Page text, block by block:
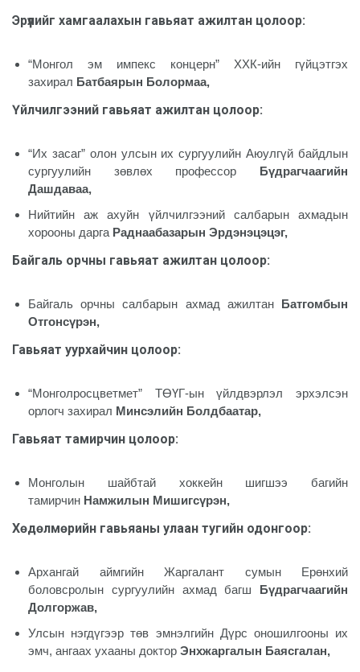
Эрүүлийг хамгаалахын гавьяат ажилтан цолоор:
“Монгол эм импекс концерн” ХХК-ийн гүйцэтгэх
захирал Батбаярын Болормаа,
Үйлчилгээний гавьяат ажилтан цолоор:
“Их засаг” олон улсын их сургуулийн Аюулгүй байдлын
сургуулийн зөвлөх профессор
Бүдрагчаагийн
Дашдаваа,
Нийтийн аж ахуйн үйлчилгээний салбарын ахмадын
хорооны дарга Раднаабазарын Эрдэнэцэцэг,
Байгаль орчны гавьяат ажилтан цолоор:
Байгаль орчны салбарын ахмад ажилтан Батгомбын
Отгонсүрэн,
Гавьяат уурхайчин цолоор:
“Монголросцветмет” ТӨҮГ-ын үйлдвэрлэл эрхэлсэн
орлогч захирал Минсэлийн Болдбаатар,
Гавьяат тамирчин цолоор:
Монголын шайбтай хоккейн шигшээ багийн
тамирчин Намжилын Мишигсүрэн,
Хөдөлмөрийн гавьяаны улаан тугийн одонгоор:
Архангай аймгийн Жаргалант сумын Ерөнхий
боловсролын сургуулийн ахмад багш
Бүдрагчаагийн
Долгоржав,
Улсын нэгдүгээр төв эмнэлгийн Дүрс оношилгооны их
эмч, ангаах ухааны доктор Энхжаргалын Баясгалан,